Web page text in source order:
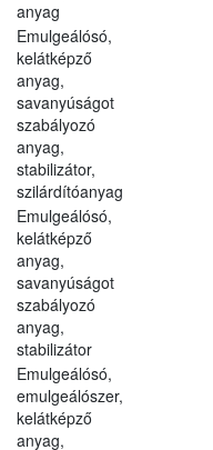
anyag
Emulgeálósó,
kelátképző
anyag,
savanyúságot
szabályozó
anyag,
stabilizátor,
szilárdítóanyag
Emulgeálósó,
kelátképző
anyag,
savanyúságot
szabályozó
anyag,
stabilizátor
Emulgeálósó,
emulgeálószer,
kelátképző
anyag,